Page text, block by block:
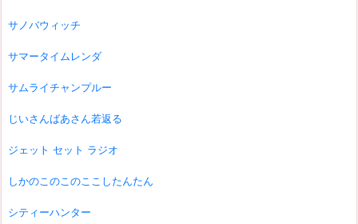
サノバウィッチ
サマータイムレンダ
サムライチャンプルー
じいさんばあさん若返る
ジェット セット ラジオ
しかのこのこのここしたんたん
シティーハンター